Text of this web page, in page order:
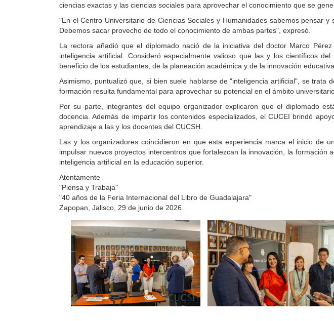
ciencias exactas y las ciencias sociales para aprovechar el conocimiento que se
"En el Centro Universitario de Ciencias Sociales y Humanidades sabemos pensar
Debemos sacar provecho de todo el conocimiento de ambas partes", expresó.
La rectora añadió que el diplomado nació de la iniciativa del doctor Marco
inteligencia artificial. Consideró especialmente valioso que las y los científicos
beneficio de los estudiantes, de la planeación académica y de la innovación educativa.
Asimismo, puntualizó que, si bien suele hablarse de "inteligencia artificial", se
formación resulta fundamental para aprovechar su potencial en el ámbito
Por su parte, integrantes del equipo organizador explicaron que el diplomado
docencia. Además de impartir los contenidos especializados, el CUCEI brindó
aprendizaje a las y los docentes del CUCSH.
Las y los organizadores coincidieron en que esta experiencia marca el inicio de
impulsar nuevos proyectos intercentros que fortalezcan la innovación, la
inteligencia artificial en la educación superior.
Atentamente
"Piensa y Trabaja"
"40 años de la Feria Internacional del Libro de Guadalajara"
Zapopan, Jalisco, 29 de junio de 2026.